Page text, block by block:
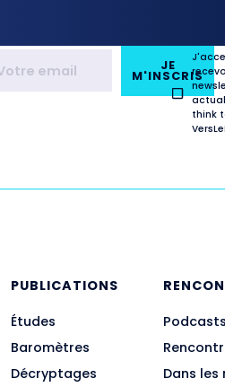
JE
M'INSCRIS
think
PUBLICATIONS
Études
Baromètres
Décryptages
Podcasts
Dans les